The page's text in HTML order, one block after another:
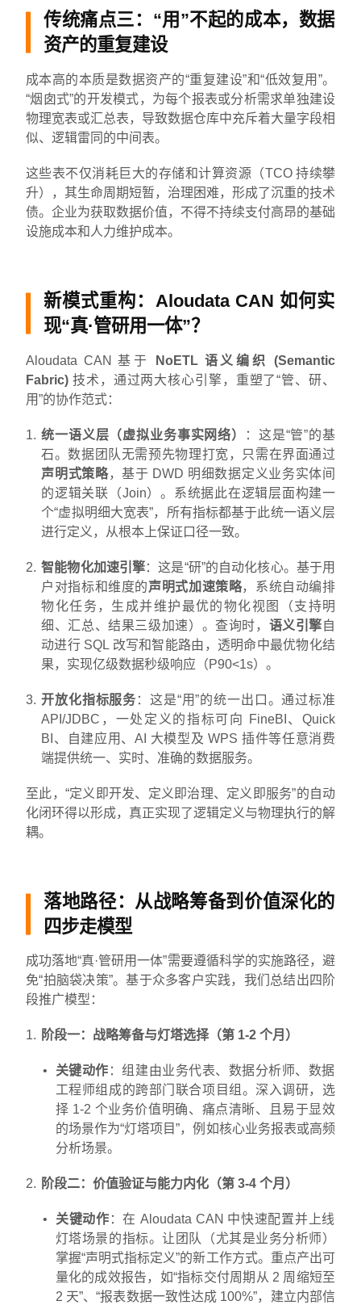
传统痛点三：“用”不起的成本，数据
资产的重复建设
成本高的本质是数据资产的“重复建设”和“低效复用”。
“烟囱式”的开发模式，为每个报表或分析需求单独建设
物理宽表或汇总表，导致数据仓库中充斥着大量字段相
似、逻辑雷同的中间表。
这些表不仅消耗巨大的存储和计算资源（TCO 持续攀
升），其生命周期短暂，治理困难，形成了沉重的技术
债。企业为获取数据价值，不得不持续支付高昂的基础
设施成本和人力维护成本。
新模式重构：Aloudata CAN 如何实
现“真·管研用一体”？
Aloudata CAN 基于
NoETL 语义编织 (Semantic
Fabric) 技术，通过两大核心引擎，重塑了“管、研、
用”的协作范式：
统一语义层（虚拟业务事实网络）
：这是“管”的基
石。数据团队无需预先物理打宽，只需在界面通过
声明式策略，基于 DWD 明细数据定义业务实体间
的逻辑关联（Join）。系统据此在逻辑层面构建一
个“虚拟明细大宽表”，所有指标都基于此统一语义层
进行定义，从根本上保证口径一致。
智能物化加速引擎：这是“研”的自动化核心。基于用
户对指标和维度的声明式加速策略，系统自动编排
物化任务，生成并维护最优的物化视图（支持明
细、汇总、结果三级加速）。查询时， 语义引擎自
动进行 SQL 改写和智能路由，透明命中最优物化结
果，实现亿级数据秒级响应（P90<1s）。
开放化指标服务 ：这是“用”的统一出口。通过标准
API/JDBC，一处定义的指标可向 FineBI、Quick
BI、自建应用、AI 大模型及 WPS 插件等任意消费
端提供统一、实时、准确的数据服务。
至此，“定义即开发、定义即治理、定义即服务”的自动
化闭环得以形成，真正实现了逻辑定义与物理执行的解
耦。
落地路径：从战略筹备到价值深化的
四步走模型
成功落地“真·管研用一体”需要遵循科学的实施路径，避
免“拍脑袋决策”。基于众多客户实践，我们总结出四阶
段推广模型：
阶段一：战略筹备与灯塔选择（第 1-2 个月）
关键动作 ：组建由业务代表、数据分析师、数据
工程师组成的跨部门联合项目组。深入调研，选
择 1-2 个业务价值明确、痛点清晰、且易于显效
的场景作为“灯塔项目”，例如核心业务报表或高频
分析场景。
阶段二：价值验证与能力内化（第 3-4 个月）
关键动作 ：在 Aloudata CAN 中快速配置并上线
灯塔场景的指标。让团队（尤其是业务分析师）
掌握“声明式指标定义”的新工作方式。重点产出可
量化的成效报告，如“指标交付周期从 2 周缩短至
2 天”、“报表数据一致性达成 100%”，建立内部信